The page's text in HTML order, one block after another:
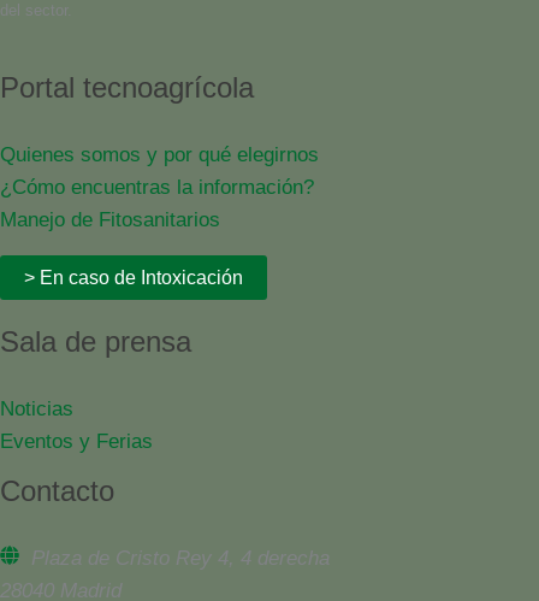
del sector.
Portal tecnoagrícola
Quienes somos y por qué elegirnos
¿Cómo encuentras la información?
Manejo de Fitosanitarios
> En caso de Intoxicación
Sala de prensa
Noticias
Eventos y Ferias
Contacto
Plaza de Cristo Rey 4, 4 derecha
28040 Madrid